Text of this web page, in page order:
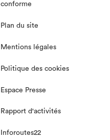
conforme
Plan du site
Mentions légales
Politique des cookies
Espace Presse
Rapport d'activités
Inforoutes22